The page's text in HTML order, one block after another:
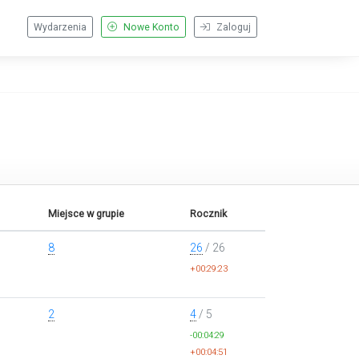
Zaloguj
Nowe Konto
Wydarzenia
Miejsce w grupie Rocznik
8 26 / 26
+00:29:23
2 4 / 5
-00:04:29
+00:04:51